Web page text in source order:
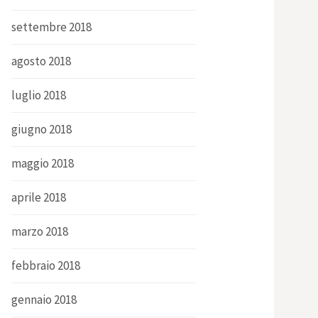
settembre 2018
agosto 2018
luglio 2018
giugno 2018
maggio 2018
aprile 2018
marzo 2018
febbraio 2018
gennaio 2018